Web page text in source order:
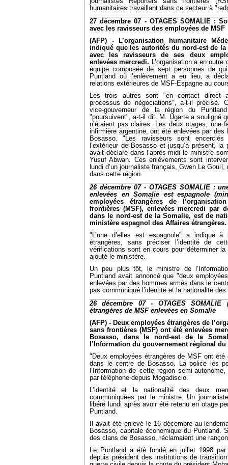
humanitaires travaillant dans ce secteur à
27 décembre 07 - OTAGES SOMALIE :
avec les ravisseurs des employées de MSF
(AFP) - L’organisation humanitaire
indiqué que les autorités du nord-est de
avec les ravisseurs de ses deux
enlevées mercredi. L’organisation a en
équipe composée de sept personnes de
Puntland où l’enlèvement a eu lieu, a
relations extérieures de MSF-Espagne au
Les trois autres sont "en contact direct
processus de négociations", a-t-il précisé.
vice-gouverneur de la région du
"poursuivent", a-t-il dit. M. Ugarte a souligné
n’étaient pas claires. Les deux otages, une
infirmière argentine, ont été enlevées par
Bosasso. "Les ravisseurs sont
l’extérieur de Bosasso et jusqu’à présent,
avait déclaré dans l’après-midi le ministre
Yusuf Abwan. Ces enlèvements sont
lundi d’un journaliste français, Gwen Le
dans cette région.
26 décembre 07 - OTAGES SOMALIE :
enlevées en Somalie est espagnole
employées étrangères de
frontières (MSF), enlevées mercredi par
dans le nord-est de la Somalie, est de
ministère espagnol des Affaires étrangères.
"L’une d’elles est espagnole" a indiqué
étrangères, sans préciser l’identité de
vérifications sont en cours pour déterminer la
ajouté le ministère.
Un peu plus tôt, le ministre de
Puntland avait annoncé que "deux
enlevées par des hommes armés dans le
pas communiqué l’identité et la nationalité
26 décembre 07 - OTAGES SOMALIE
étrangères de MSF enlevées en Somalie
(AFP) - Deux employées étrangères de
sans frontières (MSF) ont été enlevées
Bosasso, dans le nord-est de la
l’Information du gouvernement régional
"Deux employées étrangères de MSF ont
dans le centre de Bosasso. La police les
l’Information de cette région semi-
par téléphone depuis Mogadiscio.
L’identité et la nationalité des deux
communiquées par le ministre. Un
libéré lundi après avoir été retenu en otage
Puntland.
Il avait été enlevé le 16 décembre au
Bosasso, capitale économique du Puntland.
des clans de Bosasso, réclamaient une
Le Puntland a été fondé en juillet 1998 par
depuis président des institutions de